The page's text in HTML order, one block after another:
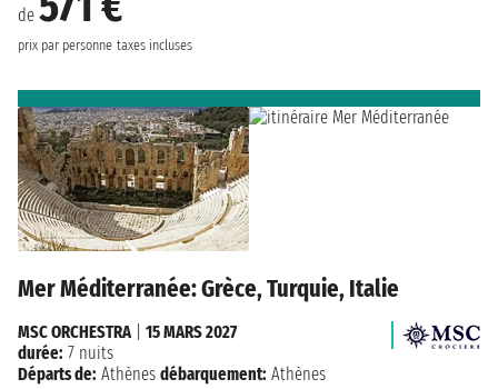
de
prix par personne taxes incluses
Mer Méditerranée: Grèce, Turquie, Italie
MSC ORCHESTRA| 15 MARS 2027
durée: 7 nuits
Départs de: Athènes débarquement: Athènes